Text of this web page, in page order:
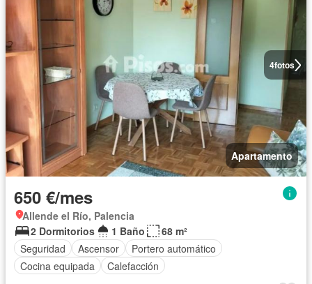
4fotos
Apartamento
650 €/mes
Allende el Río, Palencia
2 Dormitorios
1 Baño
68 m²
Seguridad
Ascensor
Portero automático
Cocina equipada
Calefacción